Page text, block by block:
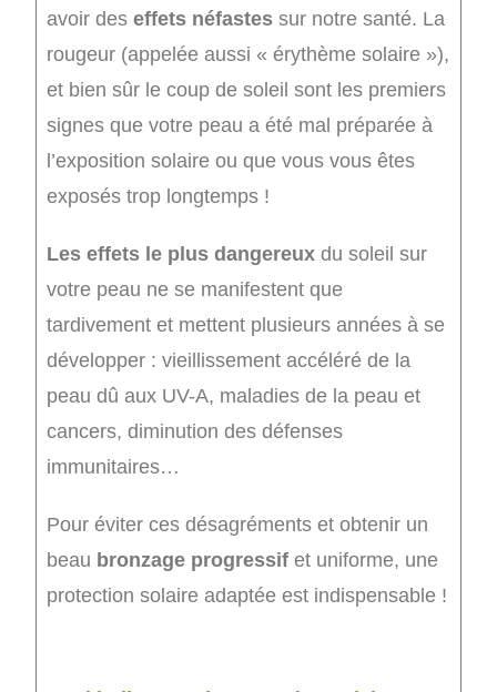
avoir deseffets néfastes sur notre santé. La
rougeur (appelée aussi « érythème solaire »),
et bien sûr le coup de soleil sont les premiers
signes que votre peau a été mal préparée à
l’exposition solaire ou que vous vous êtes
exposés trop longtemps !
Les effets le plus dangereux du soleil sur
votre peau ne se manifestent que
tardivement et mettent plusieurs années à se
développer : vieillissement accéléré de la
peau dû aux UV-A, maladies de la peau et
cancers, diminution des défenses
immunitaires…
Pour éviter ces désagréments et obtenir un
beau bronzage progressif et uniforme, une
protection solaire adaptée est indispensable !